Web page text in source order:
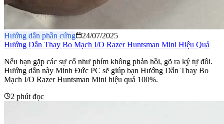
Hướng dẫn phần cứng
24/07/2025
Hướng Dẫn Thay Bo Mạch I/O Razer Huntsman Mini Hiệu Quả
Nếu bạn gặp các sự cố như phím không phản hồi, gõ ra ký tự đôi.
Hướng dẫn này Minh Đức PC sẽ giúp bạn Hướng Dẫn Thay Bo
Mạch I/O Razer Huntsman Mini hiệu quả 100%.
2 phút đọc